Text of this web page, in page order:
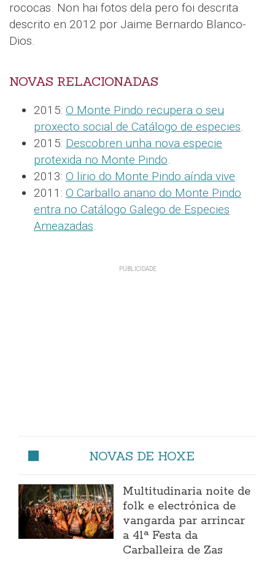
rococas. Non hai fotos dela pero foi descrita
descrito en 2012 por Jaime Bernardo Blanco-
Dios.
NOVAS RELACIONADAS
2015: O Monte Pindo recupera o seu
proxecto social de Catálogo de especies.
2015: Descobren unha nova especie
protexida no Monte Pindo.
2013: O lirio do Monte Pindo aínda vive.
2011: O Carballo anano do Monte Pindo
entra no Catálogo Galego de Especies
Ameazadas.
NOVAS DE HOXE
Multitudinaria noite de
folk e electrónica de
vangarda par arrincar
a 41ª Festa da
Carballeira de Zas